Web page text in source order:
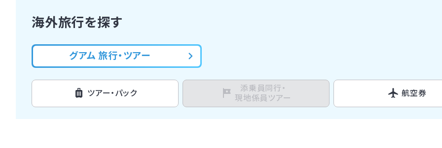
海外旅行を探す
グアム 旅行・ツアー
ツアー・パック
添乗員同行・
現地係員ツアー
航空券